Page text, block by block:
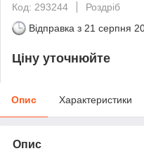
Код: 293244
Роздріб
Відправка з 21 серпня
Ціну уточнюйте
Опис Характеристики
Опис